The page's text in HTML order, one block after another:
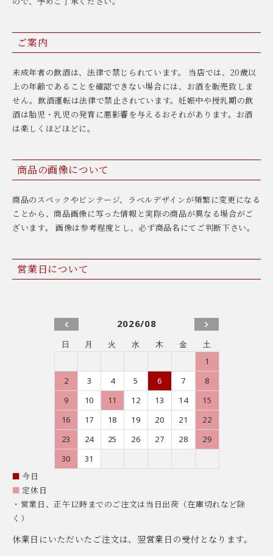
ご案内
未成年者の飲酒は、法律で禁じられています。 当店では、20歳以
上の年齢であることを確認できない場合には、お酒を販売致しま
せん。飲酒運転は法律で禁止されています。妊娠中や授乳期の飲
酒は胎児・乳児の発育に悪影響を与えるおそれがあります。お酒
は楽しくほどほどに。
商品の画像について
商品のスペックやビンテージ、ラベルデザインが頻繁に変更になる
ことから、商品画像に写った情報と実際の商品が異なる場合がご
ざいます。 画像は参考程度とし、必ず商品名にてご判断下さい。
営業日について
2026/08
日 月 火 水 木 金
土
1
2
3 4 5 6 7
8
9
10 11 12 13 14
15
16
17 18 19 20 21
22
23
24 25 26 27 28
29
30
31
■ 今日
■ 定休日
・営業日、正午12時までのご注文は当日出荷（在庫切れなど除
く）
休業日にいただいたご注文は、翌営業日の受付となります。